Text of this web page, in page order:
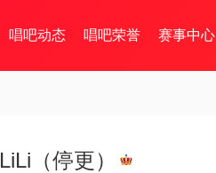
唱吧动态 唱吧荣誉 赛事中心
LiLi（停更）